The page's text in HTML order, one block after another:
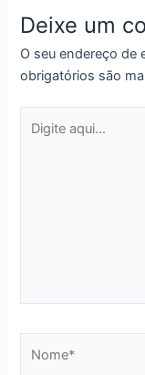
Deixe um
O seu endereço de
obrigatórios são
aqui...